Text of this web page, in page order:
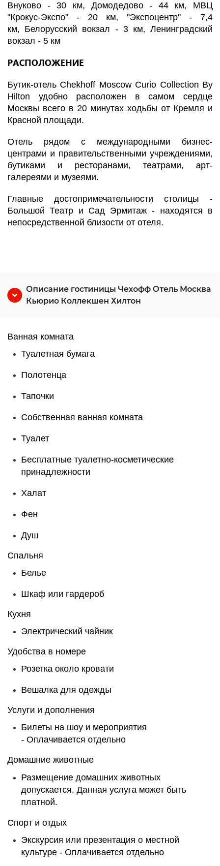
Внуково - 30 км, Домодедово - 44 км, МВЦ
"Крокус-Экспо" - 20 км, "Экспоцентр" - 7,4
км, Белорусский вокзал - 3 км, Ленинградский
вокзал - 5 км
РАСПОЛОЖЕНИЕ
Бутик-отель Chekhoff Moscow Curio Collection By
Hilton удобно расположен в самом сердце
Москвы всего в 20 минутах ходьбы от Кремля и
Красной площади.
Отель рядом с международными бизнес-
центрами и правительственными учреждениями,
бутиками и ресторанами, театрами, арт-
галереями и музеями.
Главные достопримечательности столицы -
Большой Театр и Сад Эрмитаж - находятся в
непосредственной близости от отеля.
Описание гостиницы Чехофф Отель Москва
Кьюрио Коллекшен Хилтон
Ванная комната
Туалетная бумага
Полотенца
Тапочки
Собственная ванная комната
Туалет
Бесплатные туалетно-косметические
принадлежности
Халат
Фен
Душ
Спальня
Белье
Шкаф или гардероб
Кухня
Электрический чайник
Удобства в номере
Розетка около кровати
Вешалка для одежды
Услуги и дополнения
Билеты на шоу и мероприятия
- Оплачивается отдельно
Домашние животные
Размещение домашних животных
допускается. Данная услуга может быть
платной.
Спорт и отдых
Экскурсия или презентация о местной
культуре - Оплачивается отдельно